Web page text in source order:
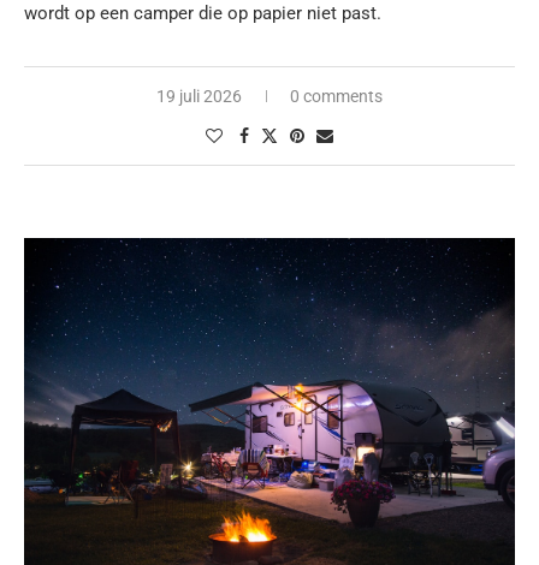
wordt op een camper die op papier niet past.
19 juli 2026 0 comments